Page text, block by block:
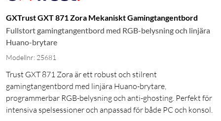
GXTrust GXT 871 Zora Mekaniskt Gamingtangentbord
Fullstort gamingtangentbord med RGB-belysning och linjära
Huano-brytare
Modellnr: 25681
Trust GXT 871 Zora är ett robust och stilrent
gamingtangentbord med linjära Huano-brytare,
programmerbar RGB-belysning och anti-ghosting. Perfekt för
intensiva spelsessioner och anpassad för både PC och konsol.